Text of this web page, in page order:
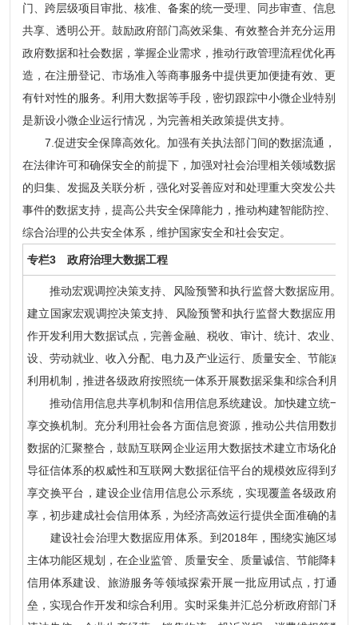
门、跨层级项目审批、核准、备案的统一受理、同步审查、信息
共享、透明公开。鼓励政府部门高效采集、有效整合并充分运用
政府数据和社会数据，掌握企业需求，推动行政管理流程优化再
造，在注册登记、市场准入等商事服务中提供更加便捷有效、更
有针对性的服务。利用大数据等手段，密切跟踪中小微企业特别
是新设小微企业运行情况，为完善相关政策提供支持。
7.促进安全保障高效化。加强有关执法部门间的数据流通，
在法律许可和确保安全的前提下，加强对社会治理相关领域数据
的归集、发掘及关联分析，强化对妥善应对和处理重大突发公共
事件的数据支持，提高公共安全保障能力，推动构建智能防控、
综合治理的公共安全体系，维护国家安全和社会安定。
专栏3 政府治理大数据工程
推动宏观调控决策支持、风险预警和执行监督大数据应用。统
建立国家宏观调控决策支持、风险预警和执行监督大数据应用体
作开发利用大数据试点，完善金融、税收、审计、统计、农业、
设、劳动就业、收入分配、电力及产业运行、质量安全、节能减
利用机制，推进各级政府按照统一体系开展数据采集和综合利用，
推动信用信息共享机制和信用信息系统建设。加快建立统一社
享交换机制。充分利用社会各方面信息资源，推动公共信用数据
数据的汇聚整合，鼓励互联网企业运用大数据技术建立市场化的
导征信体系的权威性和互联网大数据征信平台的规模效应得到充
享交换平台，建设企业信用信息公示系统，实现覆盖各级政府、
享，初步建成社会信用体系，为经济高效运行提供全面准确的基础
建设社会治理大数据应用体系。到2018年，围绕实施区域协
主体功能区规划，在企业监管、质量安全、质量诚信、节能降耗
信用体系建设、旅游服务等领域探索开展一批应用试点，打通政
垒，实现合作开发和综合利用。实时采集并汇总分析政府部门和